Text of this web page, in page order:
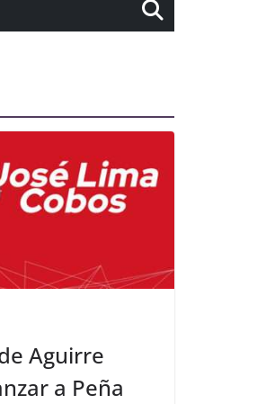
Aguirre
a Peña